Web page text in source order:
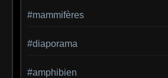
#mammifères
#diaporama
#amphibien